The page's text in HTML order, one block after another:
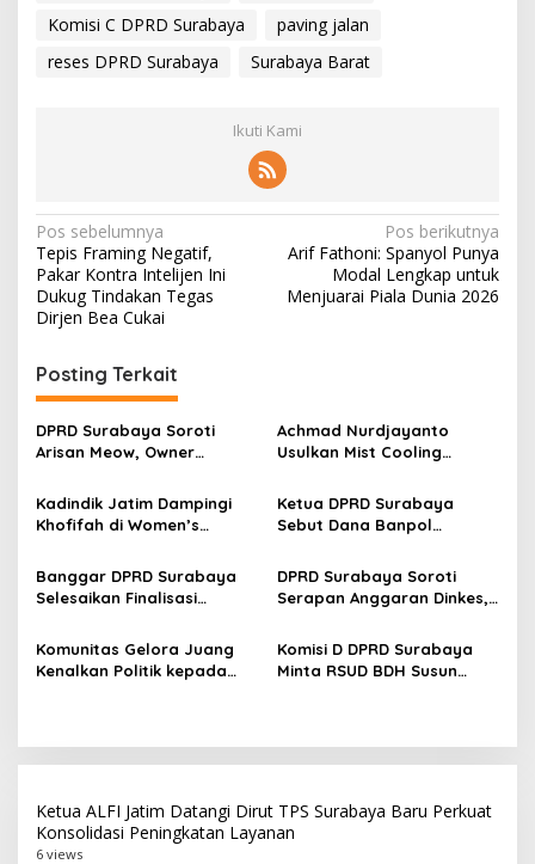
Komisi C DPRD Surabaya
paving jalan
reses DPRD Surabaya
Surabaya Barat
Ikuti Kami
N
a
v
i
g
a
s
i
p
o
s
Pos sebelumnya
Tepis Framing Negatif,
Pakar Kontra Intelijen Ini
Dukug Tindakan Tegas
Dirjen Bea Cukai
Pos berikutnya
Arif Fathoni: Spanyol Punya
Modal Lengkap untuk
Menjuarai Piala Dunia 2026
Posting Terkait
DPRD Surabaya Soroti
Arisan Meow, Owner
Member Secara Bertahap
Achmad Nurdjayanto
Usulkan Mist Cooling
Surabaya di Tengah Cuaca
Panas
Kadindik Jatim Dampingi
Khofifah di Women’s
Perkuat Kepemimpinan
Perempuan untuk Indonesia
Berdampak
Ketua DPRD Surabaya
Sebut Dana Banpol
Pendidikan Politik
Masyarakat
Banggar DPRD Surabaya
Selesaikan Finalisasi
2025, Paripurna Digelar 27
Juli
DPRD Surabaya Soroti
Serapan Anggaran Dinkes,
Layanan Kesehatan Jadi
Perhatian
Komunitas Gelora Juang
Kenalkan Politik kepada
Komisi D DPRD Surabaya
Minta RSUD BDH Susun
Ketua ALFI Jatim Datangi Dirut TPS Surabaya Baru Perkuat
Konsolidasi Peningkatan Layanan
6 views